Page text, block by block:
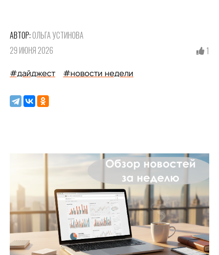
АВТОР: ОЛЬГА УСТИНОВА
29 ИЮНЯ 2026
1
#дайджест #новости недели